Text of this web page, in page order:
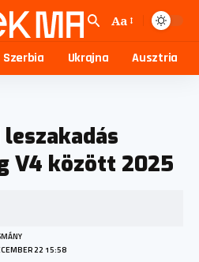
Aa
Szerbia Ukrajna Ausztria
V4 között 2025
22 15:58